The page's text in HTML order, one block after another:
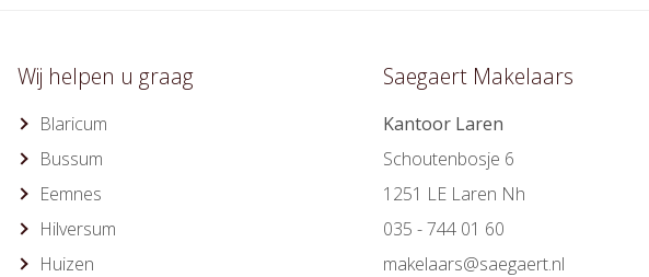
Wij helpen u graag
Blaricum
Bussum
Eemnes
Hilversum
Huizen
Saegaert Makelaars
Kantoor Laren
Schoutenbosje 6
1251 LE Laren Nh
035 - 744 01 60
makelaars@saegaert.nl